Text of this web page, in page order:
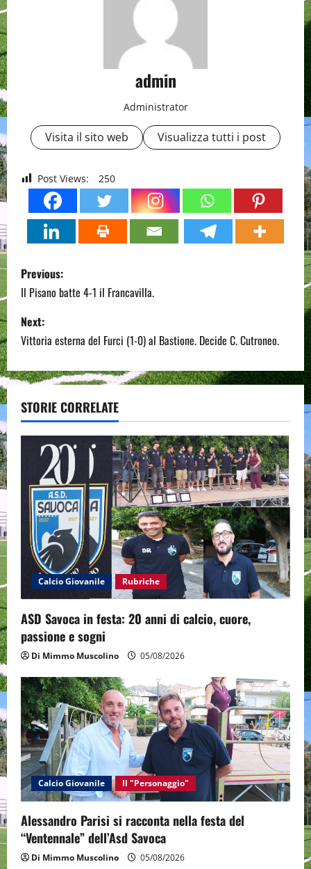
admin
Administrator
Visita il sito web Visualizza tutti i post
Post Views: 250
P
o
s
t
n
a
v
g
a
o
n
Previous:
Il Pisano batte 4-1 il Francavilla.
Next:
Vittoria esterna del Furci (1-0) al Bastione. Decide C. Cutroneo.
STORIE CORRELATE
Calcio Giovanile Rubriche
ASD Savoca in festa: 20 anni di calcio, cuore,
passione e sogni
Di Mimmo Muscolino 05/08/2026
Calcio Giovanile Il "Personaggio"
Alessandro Parisi si racconta nella festa del
“Ventennale” dell’Asd Savoca
Di Mimmo Muscolino 05/08/2026